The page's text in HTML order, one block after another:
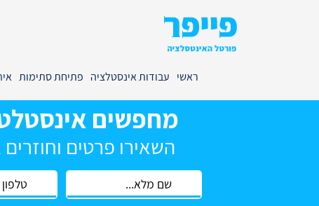
ראשי עבודות אינסטלציה פתיחת סתימות
מחפשים
השאירו פרטים